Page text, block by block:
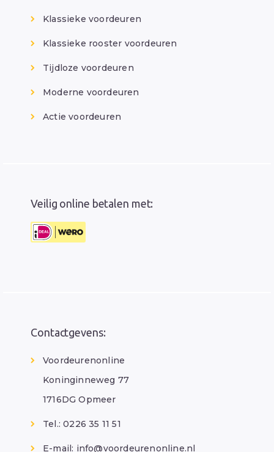
Klassieke voordeuren
Klassieke rooster voordeuren
Tijdloze voordeuren
Moderne voordeuren
Actie voordeuren
Veilig online betalen met:
Contactgevens:
Voordeurenonline
Koninginneweg 77
1716DG Opmeer
Tel.: 0226 35 11 51
E-mail: info@voordeurenonline.nl